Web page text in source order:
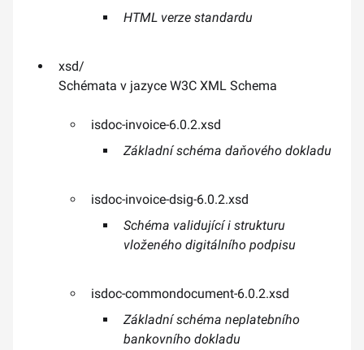
HTML verze standardu
xsd/
Schémata v jazyce W3C XML Schema
isdoc-invoice-6.0.2.xsd
Základní schéma daňového dokladu
isdoc-invoice-dsig-6.0.2.xsd
Schéma validující i strukturu
vloženého digitálního podpisu
isdoc-commondocument-6.0.2.xsd
Základní schéma neplatebního
bankovního dokladu